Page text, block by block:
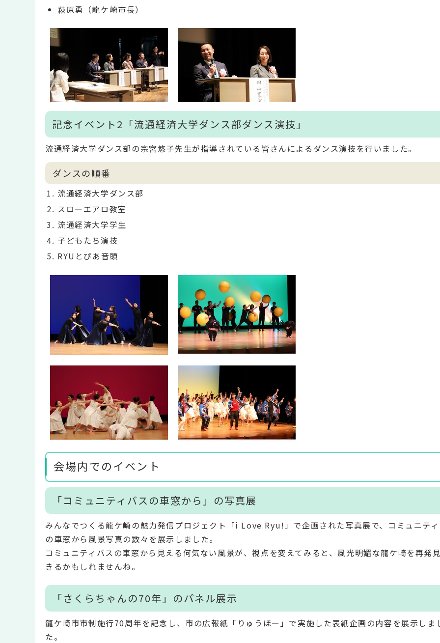
萩原勇（龍ケ崎市長）
記念イベント2「流通経済大学ダンス部ダンス演技」
流通経済大学ダンス部の宗宮悠子先生が指導されている皆さんによるダンス演技を行いました。
ダンスの順番
流通経済大学ダンス部
スローエアロ教室
流通経済大学学生
子どもたち演技
RYUとぴあ音頭
会場内でのイベント
「コミュニティバスの車窓から」の写真展
みんなでつくる龍ケ崎の魅力発信プロジェクト「i Love Ryu!」で企画された写真展で、コミュニテ
の車窓から風景写真の数々を展示しました。
コミュニティバスの車窓から見える何気ない風景が、視点を変えてみると、風光明媚な龍ケ崎を再発
きるかもしれませんね。
「さくらちゃんの70年」のパネル展示
龍ケ崎市市制施行70周年を記念し、市の広報紙「りゅうほー」で実施した表紙企画の内容を展示しま
た。